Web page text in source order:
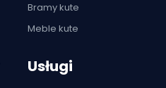
Bramy kute
Meble kute
Usługi